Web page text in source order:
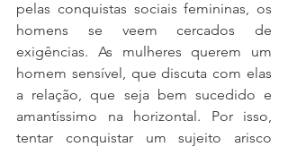
pelas conquistas sociais femininas, os
homens se veem cercados de
exigências. As mulheres querem um
homem sensível, que discuta com elas
a relação, que seja bem sucedido e
amantíssimo na horizontal. Por isso,
tentar conquistar um sujeito arisco